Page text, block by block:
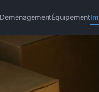
DéménagementÉquipement